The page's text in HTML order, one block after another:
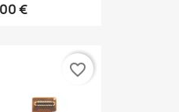
€
favorite_border